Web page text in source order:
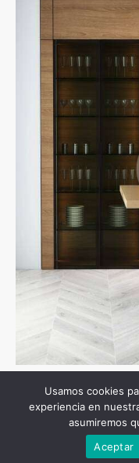
NAVEGACIÓN
Prev Project
Usamos cookies
experiencia en
asumiremos
Aceptar